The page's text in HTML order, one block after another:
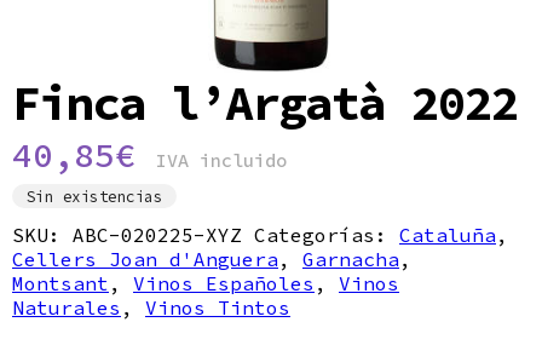
Finca l’Argatà 2022
40,85€ IVA incluido
Sin existencias
SKU: ABC-020225-XYZ Categorías: Cataluña ,
Cellers Joan d'Anguera , Garnacha ,
Montsant , Vinos Españoles , Vinos
Naturales , Vinos Tintos